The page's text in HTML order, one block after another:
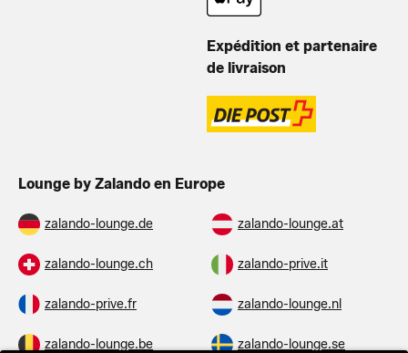
Expédition et partenaire
de livraison
Lounge by Zalando en Europe
zalando-lounge.de zalando-lounge.at
zalando-lounge.ch zalando-prive.it
zalando-prive.fr zalando-lounge.nl
zalando-lounge.be zalando-lounge.se